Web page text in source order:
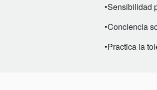
•Sensibilidad
•Conciencia
•Practica la